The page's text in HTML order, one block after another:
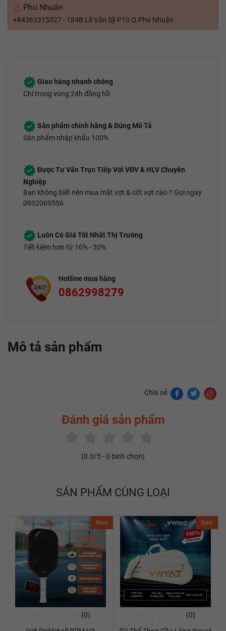
Phú Nhuận
+84363315527 - 184B Lê Văn Sỹ P10 Q.Phú Nhuận
Giao hàng nhanh chóng
Chỉ trong vòng 24h đồng hồ
Sản phẩm chính hãng & Đúng Mô Tả
Sản phẩm nhập khẩu 100%
Được Tư Vấn Trực Tiếp Với VĐV & HLV Chuyên
Nghiệp
Bạn không biết nên mua mặt vợt & cốt vợt nào ? Gọi ngay
0932069556
Luôn Có Giá Tốt Nhất Thị Trường
Tiết kiệm hơn từ 10% - 30%
Hotline mua hàng
0862998279
Mô tả sản phẩm
Chia sẻ:
Đánh giá sản phẩm
(0.0/5 - 0 bình chọn)
SẢN PHẨM CÙNG LOẠI
New
(0)
New
(0)